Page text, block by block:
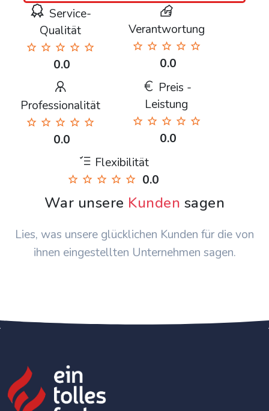
Service-
Qualität
0.0
Verantwortung
0.0
Professionalität
0.0
Preis -
Leistung
0.0
Flexibilität
0.0
War unsere Kunden sagen
Lies, was unsere glücklichen Kunden für die von
ihnen eingestellten Unternehmen sagen.